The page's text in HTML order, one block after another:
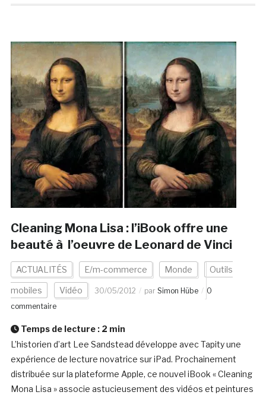
Cleaning Mona Lisa : l’iBook offre une
beauté à l’oeuvre de Leonard de Vinci
ACTUALITÉS E/m-commerce Monde Outils
mobiles Vidéo 30/05/2012 par Simon Hübe
0
commentaire
Temps de lecture : 2 min
L’historien d’art Lee Sandstead développe avec Tapity une
expérience de lecture novatrice sur iPad. Prochainement
distribuée sur la plateforme Apple, ce nouvel iBook « Cleaning
Mona Lisa » associe astucieusement des vidéos et peintures